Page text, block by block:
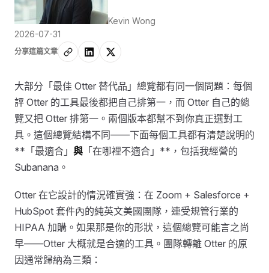
Kevin Wong
2026-07-31
分享這篇文章
大部分「最佳 Otter 替代品」總覽都有同一個問題：每個
評 Otter 的工具最後都把自己排第一，而 Otter 自己的總
覽又把 Otter 排第一。兩個版本都幫不到你真正選對工
具。這個總覽結構不同——下面每個工具都有清楚說明的
**「最適合」 與 「在哪裡不適合」**，包括我經營的
Subanana。
Otter 在它設計的情況確實強：在 Zoom + Salesforce +
HubSpot 套件內的純英文美國團隊，連受規管行業的
HIPAA 加購。如果那是你的形狀，這個總覽可能言之尚
早——Otter 大概就是合適的工具。團隊轉離 Otter 的原
因通常歸納為三類：